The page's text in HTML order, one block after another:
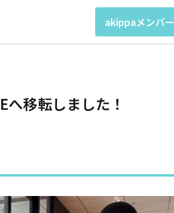
akippaメンバー
移転しました！